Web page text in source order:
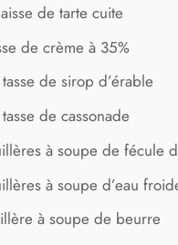
de tarte cuite
de crème à 35%
tasse de sirop d’érable
tasse de cassonade
à soupe de fécule
à soupe d’eau
à soupe de beurre